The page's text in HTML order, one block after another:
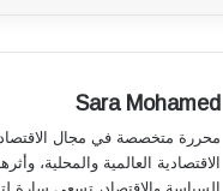
Sara Mohamed
محررة متخصصة في مجال الاقتصاد
الاقتصادية العالمية والمحلية،